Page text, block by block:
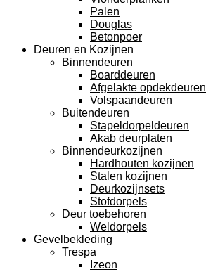
Palen
Douglas
Betonpoer
Deuren en Kozijnen
Binnendeuren
Boarddeuren
Afgelakte opdekdeuren
Volspaandeuren
Buitendeuren
Stapeldorpeldeuren
Akab deurplaten
Binnendeurkozijnen
Hardhouten kozijnen
Stalen kozijnen
Deurkozijnsets
Stofdorpels
Deur toebehoren
Weldorpels
Gevelbekleding
Trespa
Izeon